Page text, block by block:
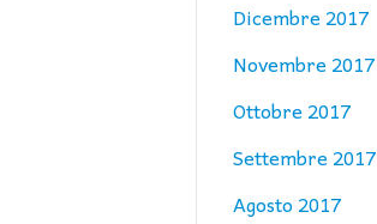
Dicembre 2017
Novembre 2017
Ottobre 2017
Settembre 2017
Agosto 2017